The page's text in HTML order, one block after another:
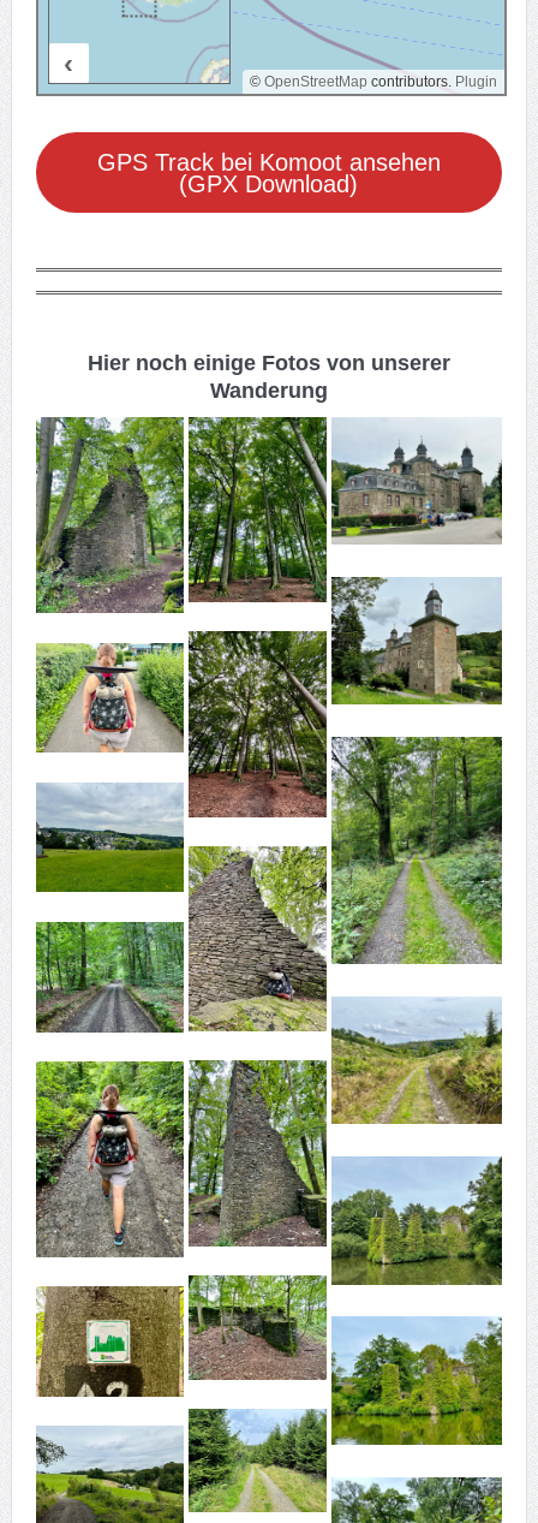
©OpenStreetMap contributors. Plugin
‹
GPS Track bei Komoot ansehen
(GPX Download)
Hier noch einige Fotos von unserer
Wanderung